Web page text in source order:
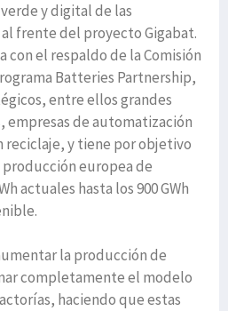
y digital de las
frente del proyecto Gigabat.
con el respaldo de la Comisión
Batteries Partnership,
entre ellos grandes
empresas de automatización
reciclaje, y tiene por objetivo
europea de
actuales hasta los 900 GWh
la producción de
completamente el modelo
haciendo que estas